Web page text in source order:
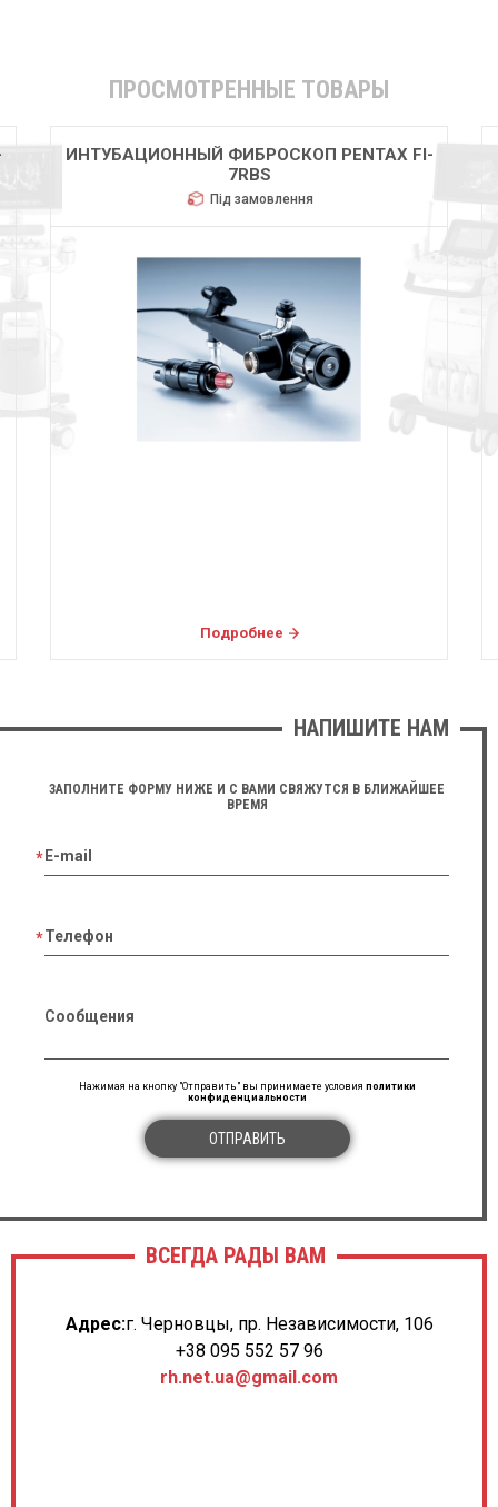
ПРОСМОТРЕННЫЕ ТОВАРЫ
ИНТУБАЦИОННЫЙ ФИБРОСКОП PENTAX FI-
7RBS
Під замовлення
Подробнее
НАПИШИТЕ НАМ
ЗАПОЛНИТЕ ФОРМУ НИЖЕ И С ВАМИ СВЯЖУТСЯ В БЛИЖАЙШЕЕ
ВРЕМЯ
E-mail
Телефон
Сообщения
Нажимая на кнопку "Отправить" вы принимаете условия политики
конфиденциальности
ОТПРАВИТЬ
ВСЕГДА РАДЫ ВАМ
Адрес:г. Черновцы, пр. Независимости, 106
+38 095 552 57 96
rh.net.ua@gmail.com